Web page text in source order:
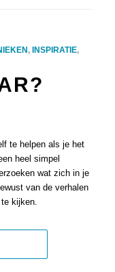
, INSPIRATIE,
te helpen als je het
heel simpel
wat zich in je
van de verhalen
kijken.